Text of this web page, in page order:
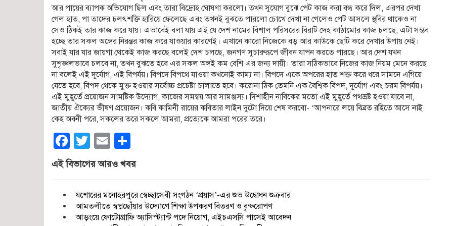
আর পায়ের ব্যাপক অভিযোগ ছিল এবং তারা বিদ্রোহ ঘোষণা করলো। তখন সুযোগ বুঝে পেট কাজ করা বন্ধ করে দিল, এরপর দেখা
গেল হাত, পা তাদের চলৎশক্তি হারিয়ে ফেলেছে এবং তখনই বুঝতে পারলো চোখে দেখা না গেলেও পেট আসলে স্থবির থাকেও না
সেও ঠিকই তার কাজ করে যায়। এভাবেই বলা যায় এই যে দেশ নামের বিশাল পরিসরের বিরাট দেহ কাঠামোর কাজ চলছে, এটা সম্ভব
হচ্ছে তার সকল অঙ্গের নিরন্তর কাজ করে যাওয়ার কারণেই। এখানে কারো নিজেকে বড় আর কাউকে ছোট করে দেখার উপায় নেই।
সবাই যার যার জায়গা থেকেই কাজ করছে বলেই দেশ চলছে, জনগণ সুচারুরূপে জীবন যাপন করতে পারছে। আর দেশ যখন
সুশৃঙ্খলভাবে চলবে না, তখন বুঝতে হবে এর সকল অঙ্গই কম বেশি এর জন্য দায়ী। তারা সঠিকভাবে নিজের কাজ নিয়ম মেনে করছে
না বলেই এই দূর্যোগ, এই বিপর্যয়। বিপদে বিপথে যাওয়া কখনোই কাম্য না। বিপদে একে অপরের হাত শক্ত করে ধরে সামনে এগিয়ে
যেতে হবে, বিপদ থেকে মুক্ত হওয়ার সর্বোচ্চ প্রচেষ্টা চালাতে হবে। করোনা ঠিক তেমনি এক বৈশ্বিক বিপদ, দূর্যোগ এবং চরম বিপর্যয়।
এই মুহূর্তে প্রয়োজন সামষ্টিক উদ্যোগ, কাজের সমন্বয় আর সামঞ্জস্য। দিশাহীন নাবিকের মতো এই মুহূর্তে পথভ্রষ্ট হওয়া যাবে না,
জাতীয় ঐক্যের ভীষণ প্রয়োজন। কবি কামিনী রায়ের কবিতার লাইন দুটো দিয়ে শেষ করবো- ‘আপনারে লয়ে বিব্রত রহিতে আসে নাই
কেহ অবনী পরে, সকলের তরে সকলে আমরা, প্রত্যেকে আমরা পরের তরে।
Facebook
Twitter
Email
এই বিভাগের আরও খবর
যশোরের মনোহরপুরে স্বেচ্ছাসেবী সংগঠন ‘প্রয়াস’-এর শুভ উদ্বোধন শুক্রবার
আমতলীতে স্বপ্নছোঁয়ার উদ্যোগে শিক্ষা উপকরণ বিতরণ ও বৃক্ষরোপণ
আড়ংয়ে ফোটোগ্রাফি অ্যাসিস্ট্যান্ট পদে নিয়োগ, এইচএসসি পাসেই আবেদন